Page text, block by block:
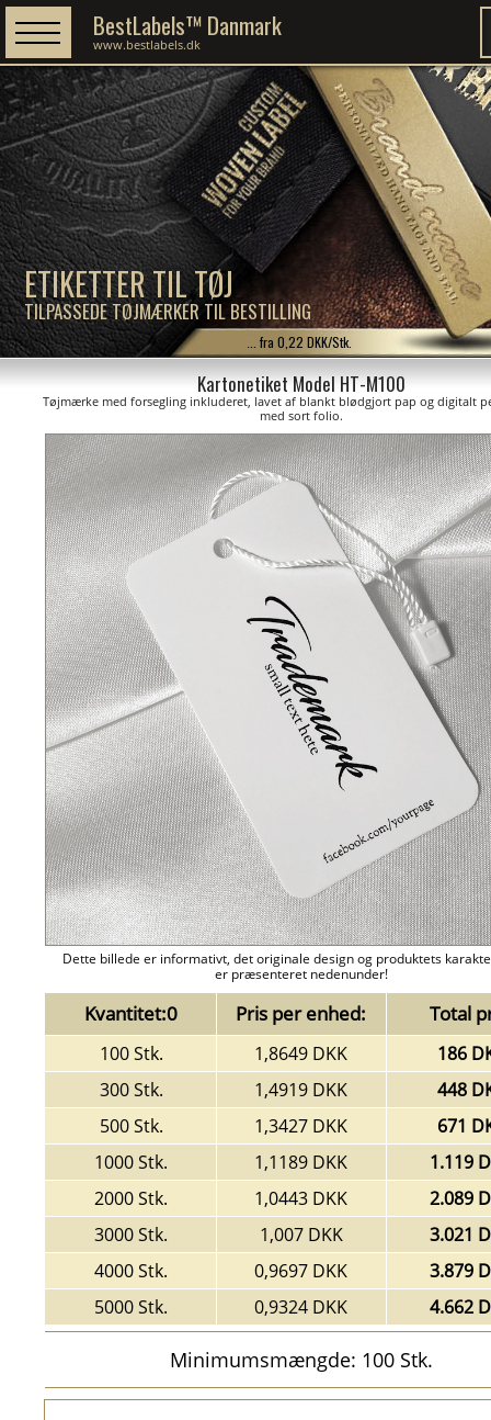
ETIKETTER TIL TØJ
TILPASSEDE TØJMÆRKER TIL BESTILLING
BestLabels™ Danmark
www.bestlabels.dk
... fra 0,22 DKK/Stk.
Kartonetiket Model HT-M100
Tøjmærke med forsegling inkluderet, lavet af blankt blødgjort pap og digitalt
med sort folio.
Dette billede er informativt, det originale design og produktets
er præsenteret nedenunder!
Kvantitet:0 Pris per enhed: Total
100 Stk. 1,8649 DKK
186
300 Stk.
1,4919 DKK
448
500 Stk.
1,3427 DKK
671
1000 Stk.
1,1189 DKK
1.119
2000 Stk.
1,0443 DKK
2.089
3000 Stk.
1,007 DKK
3.021
4000 Stk.
0,9697 DKK
3.879
5000 Stk.
0,9324 DKK 4.662
Minimumsmængde: 100 Stk.